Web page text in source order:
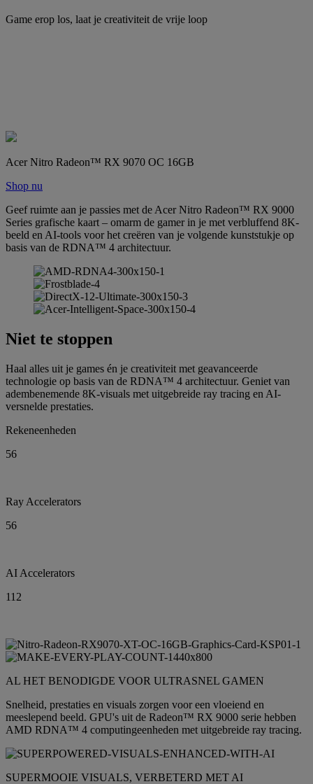
Game erop los, laat je creativiteit de vrije loop
Acer Nitro Radeon™ RX 9070 OC 16GB
Shop nu
Geef ruimte aan je passies met de Acer Nitro Radeon™ RX 9000
Series grafische kaart – omarm de gamer in je met verbluffend 8K-
beeld en AI-tools voor het creëren van je volgende kunststukje op
basis van de RDNA™ 4 architectuur.
Niet te stoppen
Haal alles uit je games én je creativiteit met geavanceerde
technologie op basis van de RDNA™ 4 architectuur. Geniet van
adembenemende 8K-visuals met uitgebreide ray tracing en AI-
versnelde prestaties.
Rekeneenheden
56
Ray Accelerators
56
AI Accelerators
112
AL HET BENODIGDE VOOR ULTRASNEL GAMEN
Snelheid, prestaties en visuals zorgen voor een vloeiend en
meeslepend beeld. GPU's uit de Radeon™ RX 9000 serie hebben
AMD RDNA™ 4 computingeenheden met uitgebreide ray tracing.
SUPERMOOIE VISUALS, VERBETERD MET AI